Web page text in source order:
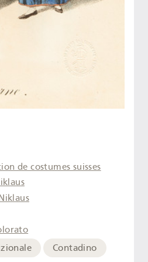
de costumes suisses
Contadino